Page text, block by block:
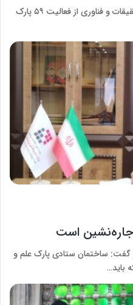
معاون فناوری و نوآوری وزیر علوم، تحقیقات و فناوری از فعالیت ۵۹ پارک
است
گفت: ساختمان ستادی پارک علم و
باید…